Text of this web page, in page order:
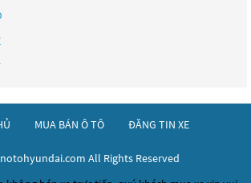
MUA BÁN Ô TÔ ĐĂNG TIN XE
All Rights Reserved